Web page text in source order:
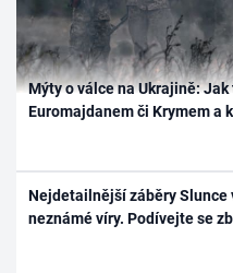
Mýty o válce na Ukrajině:
Euromajdanem či Krymem a
Nejdetailnější záběry
neznámé víry. Podívejte se